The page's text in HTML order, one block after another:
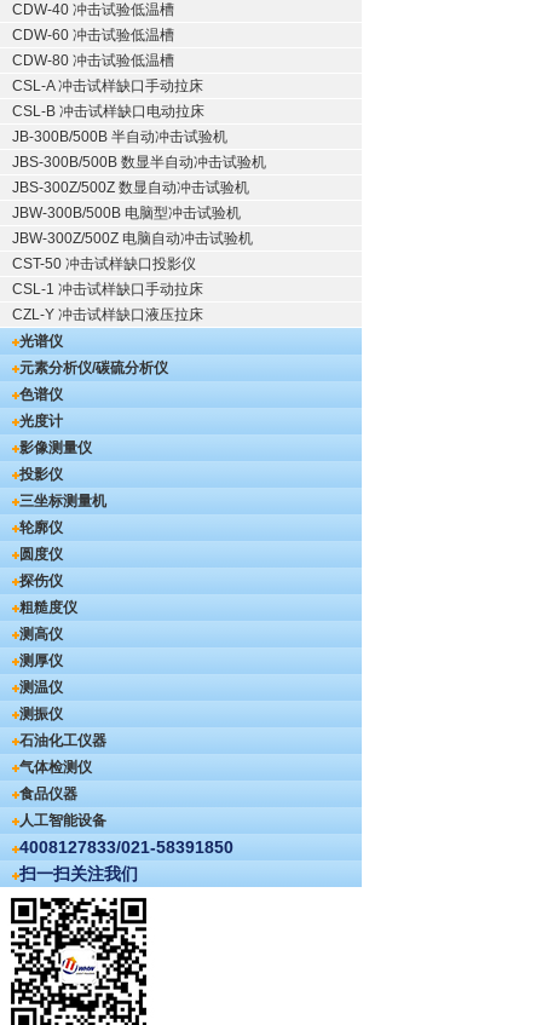
CDW-40 冲击试验低温槽
CDW-60 冲击试验低温槽
CDW-80 冲击试验低温槽
CSL-A 冲击试样缺口手动拉床
CSL-B 冲击试样缺口电动拉床
JB-300B/500B 半自动冲击试验机
JBS-300B/500B 数显半自动冲击试验机
JBS-300Z/500Z 数显自动冲击试验机
JBW-300B/500B 电脑型冲击试验机
JBW-300Z/500Z 电脑自动冲击试验机
CST-50 冲击试样缺口投影仪
CSL-1 冲击试样缺口手动拉床
CZL-Y 冲击试样缺口液压拉床
光谱仪
元素分析仪/碳硫分析仪
色谱仪
光度计
影像测量仪
投影仪
三坐标测量机
轮廓仪
圆度仪
探伤仪
粗糙度仪
测高仪
测厚仪
测温仪
测振仪
石油化工仪器
气体检测仪
食品仪器
人工智能设备
4008127833/021-58391850
扫一扫关注我们